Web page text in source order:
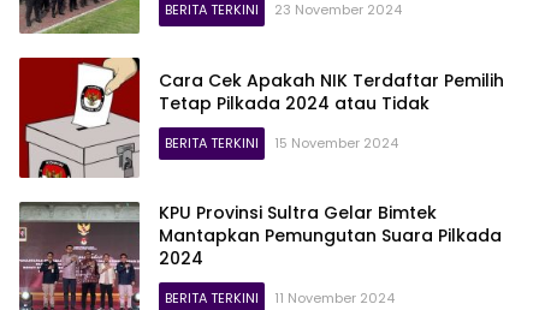
BERITA TERKINI 23 November 2024
Cara Cek Apakah NIK Terdaftar Pemilih
Tetap Pilkada 2024 atau Tidak
BERITA TERKINI 15 November 2024
KPU Provinsi Sultra Gelar Bimtek
Mantapkan Pemungutan Suara Pilkada
2024
BERITA TERKINI 11 November 2024